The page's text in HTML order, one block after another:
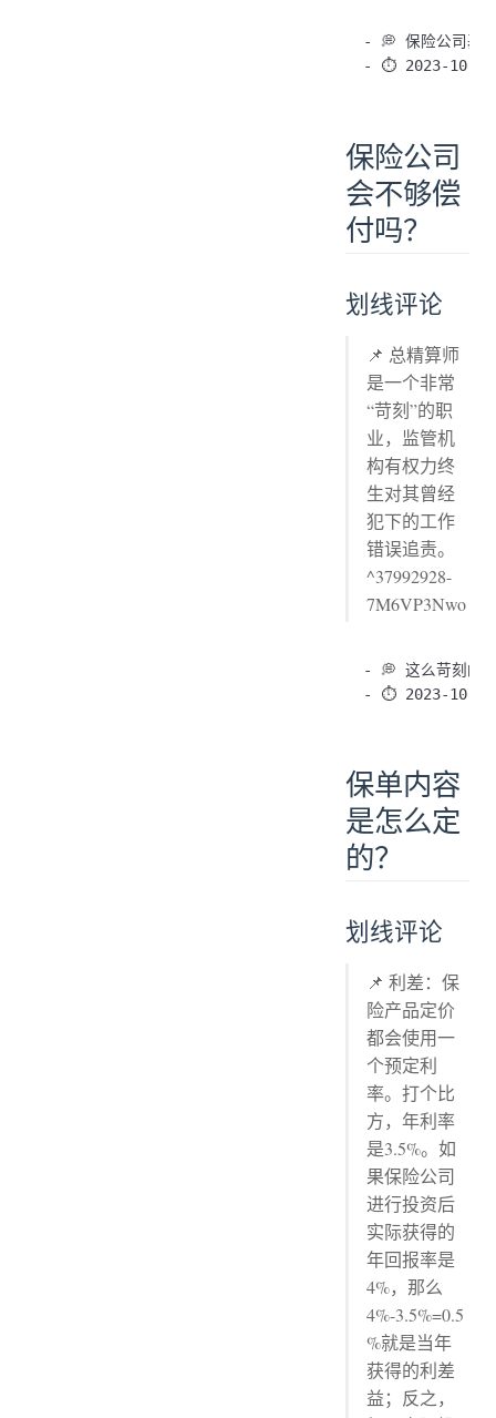
- 💭 保险公司基
保险公司
会不够偿
付吗？
划线评论
📌 总精算师
是一个非常
“苛刻”的职
业，监管机
构有权力终
生对其曾经
犯下的工作
错误追责。
^37992928-
7M6VP3Nwo
- 💭 这么苛刻的
保单内容
是怎么定
的？
划线评论
📌 利差：保
险产品定价
都会使用一
个预定利
率。打个比
方，年利率
是3.5%。如
果保险公司
进行投资后
实际获得的
年回报率是
4%，那么
4%-3.5%=0.5
%就是当年
获得的利差
益；反之，